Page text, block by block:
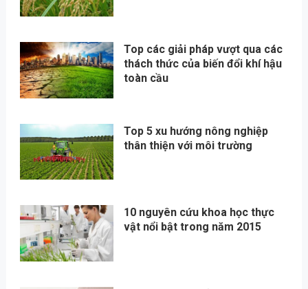
Top các giải pháp vượt qua các
thách thức của biến đổi khí hậu
toàn cầu
Top 5 xu hướng nông nghiệp
thân thiện với môi trường
10 nguyên cứu khoa học thực
vật nổi bật trong năm 2015